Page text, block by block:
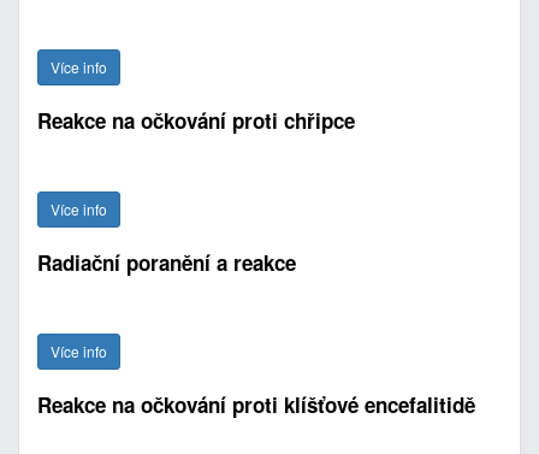
Více info
Reakce na očkování proti chřipce
Více info
Radiační poranění a reakce
Více info
Reakce na očkování proti klíšťové encefalitidě